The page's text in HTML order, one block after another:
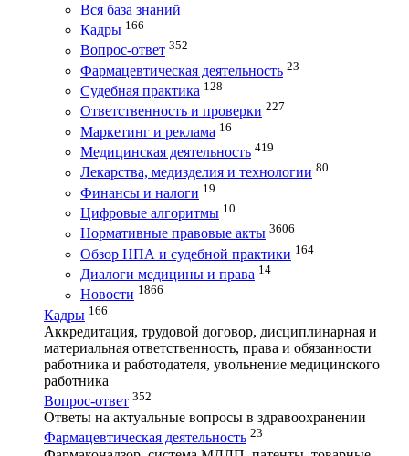
Вся база знаний
Кадры 166
Вопрос-ответ 352
Фармацевтическая деятельность 23
Судебная практика 128
Ответственность и проверки 227
Маркетинг и реклама 16
Медицинская деятельность 419
Лекарства, медизделия и технологии 80
Финансы и налоги 19
Цифровые алгоритмы 10
Нормативные правовые акты 3606
Обзор НПА и судебной практики 164
Диалоги медицины и права 14
Новости 1866
Кадры 166
Аккредитация, трудовой договор, дисциплинарная и
материальная ответственность, права и обязанности
работника и работодателя, увольнение медицинского
работника
Вопрос-ответ 352
Ответы на актуальные вопросы в здравоохранении
Фармацевтическая деятельность 23